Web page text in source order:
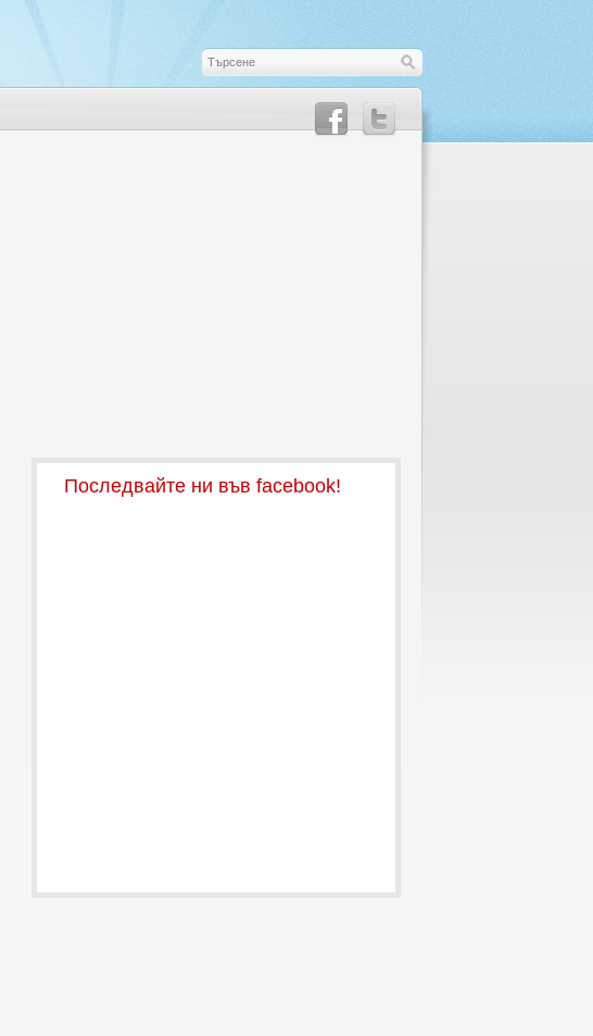
Последвайте ни във facebook!